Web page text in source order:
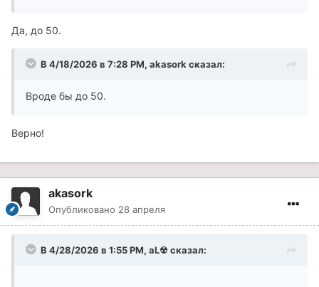
Да, до 50.
В 4/18/2026 в 7:28 PM, akasork сказал:
Вроде бы до 50.
Верно!
akasork
Опубликовано 28 апреля
В 4/28/2026 в 1:55 PM, aL☢ сказал: